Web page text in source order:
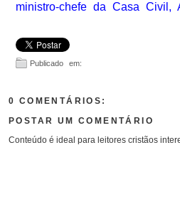
ministro-chefe da Casa Civil,
Publicado em:
0 COMENTÁRIOS:
POSTAR UM COMENTÁRIO
Conteúdo é ideal para leitores cristãos